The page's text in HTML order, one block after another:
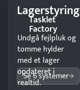
Lagerstyring
Tasklet
Factory
Undgå fejlpluk og
tomme hylder
med et lager
opdateret i
realtid.
Se 6 systemer